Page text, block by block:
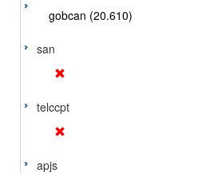
gobcan (20.610)
san
telccpt
apjs